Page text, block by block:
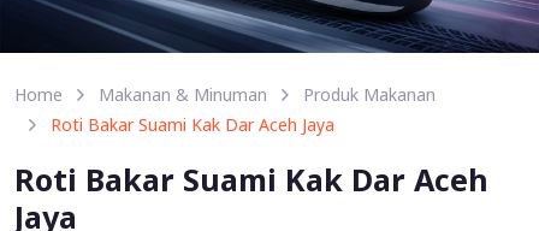
Home Makanan & Minuman
Produk Makanan
Roti Bakar Suami Kak Dar Aceh Jaya
Roti Bakar Suami Kak Dar Aceh
Jaya